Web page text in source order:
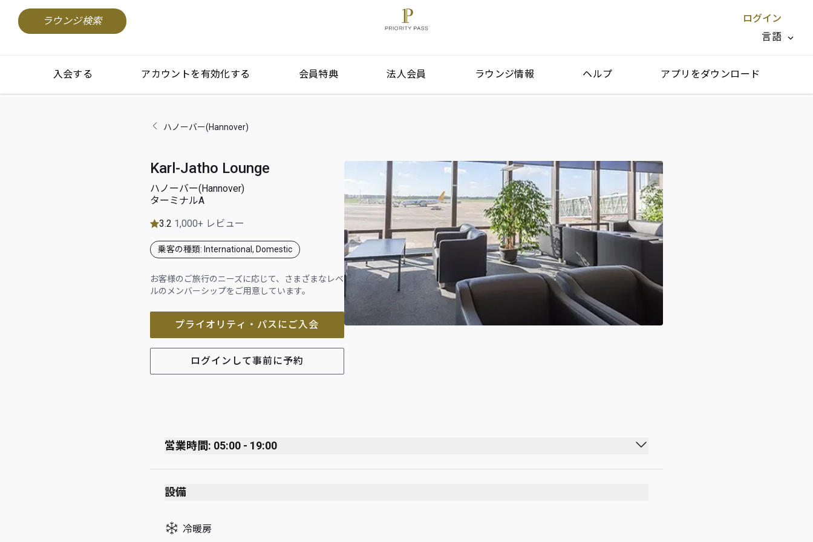
ラウンジ検索
ログイン
言語
閉じる X
入会する アカウントを有効化する 会員特典 法人会員 ラウンジ情報 ヘルプ アプリをダウンロード
ハノーバー(Hannover)
Karl-Jatho Lounge
ハノーバー(Hannover)
ターミナルA
3.2 1,000+ レビュー
乗客の種類: International, Domestic
お客様のご旅行のニーズに応じて、さまざまなレベ
ルのメンバーシップをご用意しています。
プライオリティ・パスにご入会
ログインして事前に予約
営業時間: 05:00 - 19:00
Monday 05:00 - 19:00
Tuesday
Thursday
設備
冷暖房